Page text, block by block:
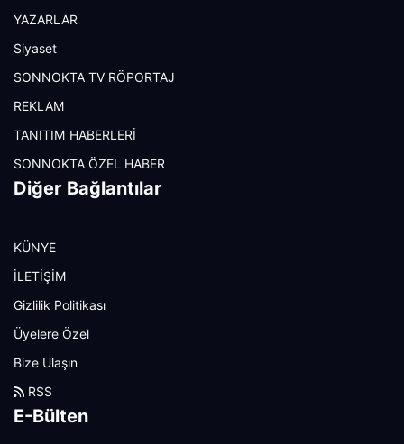
YAZARLAR
Siyaset
SONNOKTA TV RÖPORTAJ
REKLAM
TANITIM HABERLERİ
SONNOKTA ÖZEL HABER
Diğer Bağlantılar
KÜNYE
İLETİŞİM
Gizlilik Politikası
Üyelere Özel
Bize Ulaşın
RSS
E-Bülten